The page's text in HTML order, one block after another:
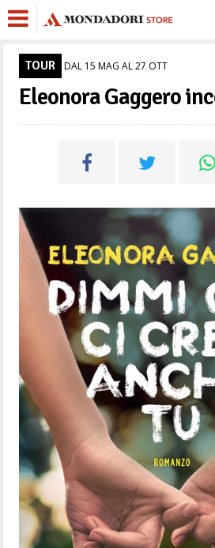
TOUR DAL 15 MAG AL 27 OTT
Eleonora Gaggero